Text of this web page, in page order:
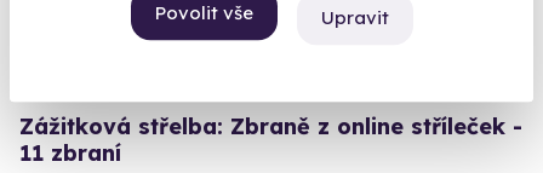
Povolit vše Upravit
Zážitková střelba: Zbraně z online stříleček -
11 zbraní